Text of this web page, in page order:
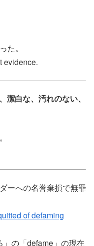
た。
evidence.
白な、汚れのない、
ーへの名誉棄損で無罪
of defaming
の「defame」の現在